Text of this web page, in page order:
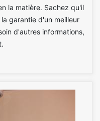
la matière. Sachez qu'il
garantie d'un meilleur
d'autres informations,